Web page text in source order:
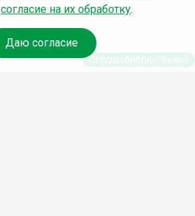
согласие на их обработку.
Даю согласие
Спроси библиотекаря